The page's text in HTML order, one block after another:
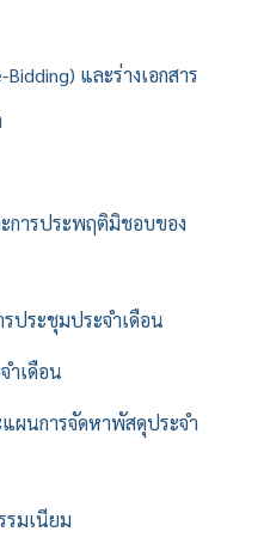
Bidding) และร่างเอกสาร
การประพฤติมิชอบของ
ประชุมประจำเดือน
ำเดือน
ผนการจัดหาพัสดุประจำ
รมเนียม